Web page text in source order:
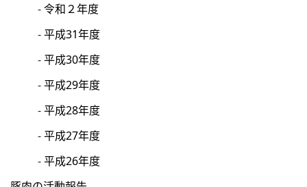
令和２年度
平成31年度
平成30年度
平成29年度
平成28年度
平成27年度
平成26年度